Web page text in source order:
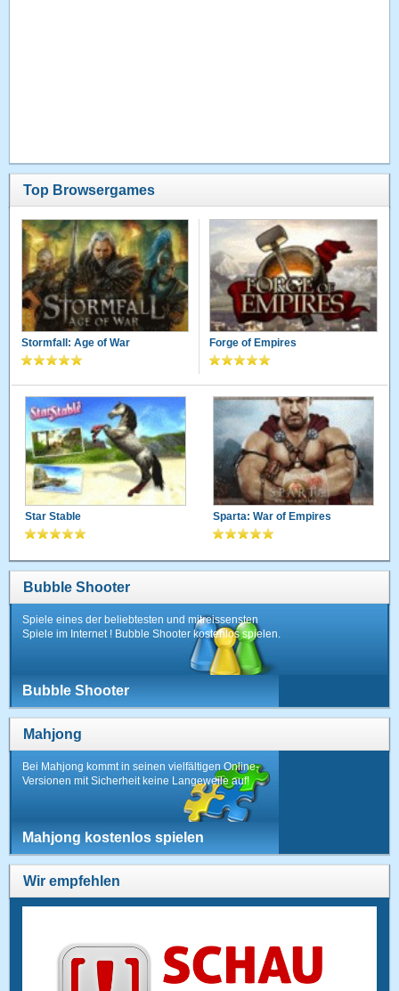
Top Browsergames
Stormfall: Age of War Forge of Empires
Star Stable Sparta: War of Empires
Bubble Shooter
Spiele eines der beliebtesten und mitreissensten
Spiele im Internet ! Bubble Shooter kostenlos spielen.
Bubble Shooter
Mahjong
Bei Mahjong kommt in seinen vielfältigen Online-
Versionen mit Sicherheit keine Langeweile auf!
Mahjong kostenlos spielen
Wir empfehlen